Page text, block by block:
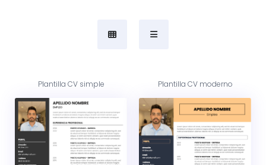
Plantilla CV simple Plantilla CV moderno